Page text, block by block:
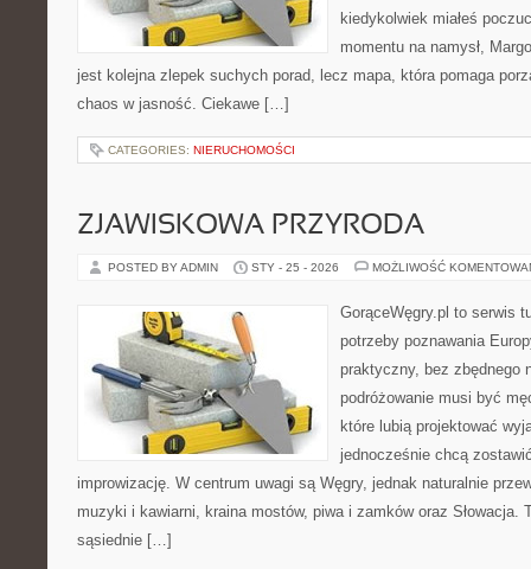
kiedykolwiek miałeś
momentu na namysł,
jest kolejna zlepek suchych porad, lecz mapa, która pomaga
chaos w jasność. Ciekawe […]
CATEGORIES: NIERUCHOMOŚCI
ZJAWISKOWA PRZYRODA
POSTED BY ADMIN STY - 25 - 2026 MOŻLIWOŚĆ
GorąceWęgry.pl to serwis
potrzeby poznawania
praktyczny, bez zbędnego
podróżowanie musi być
które lubią projektować
jednocześnie chcą
improwizację. W centrum uwagi są Węgry, jednak naturalnie
muzyki i kawiarni, kraina mostów, piwa i zamków oraz Słowacja.
sąsiednie […]